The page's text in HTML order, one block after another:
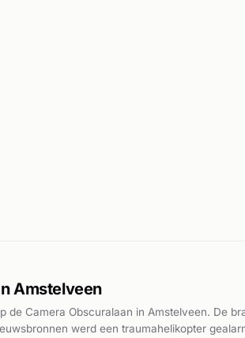
Amstelveen
de Camera Obscuralaan in Amstelveen. De
werd een traumahelikopter